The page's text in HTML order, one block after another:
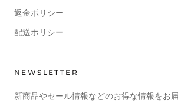
返金ポリシー
配送ポリシー
NEWSLETTER
新商品やセール情報などのお得な情報をお届